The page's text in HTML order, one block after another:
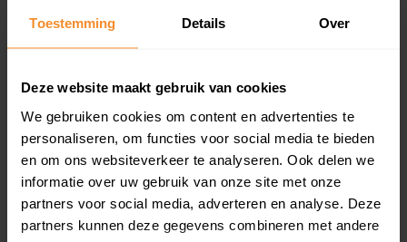
Toestemming Details Over
Deze website maakt gebruik van cookies
We gebruiken cookies om content en advertenties te
personaliseren, om functies voor social media te bieden
en om ons websiteverkeer te analyseren. Ook delen we
informatie over uw gebruik van onze site met onze
partners voor social media, adverteren en analyse. Deze
partners kunnen deze gegevens combineren met andere
Een overzicht van alle verkochte woningen (koopsom
en koopdatum) binnen een postcodegebied. Dit
Bekijk product
Direct leverbaar